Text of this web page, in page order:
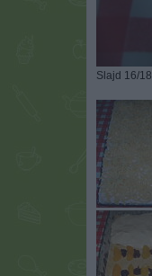
Slajd 16/18